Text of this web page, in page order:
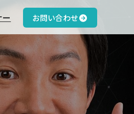
お問い合わせ